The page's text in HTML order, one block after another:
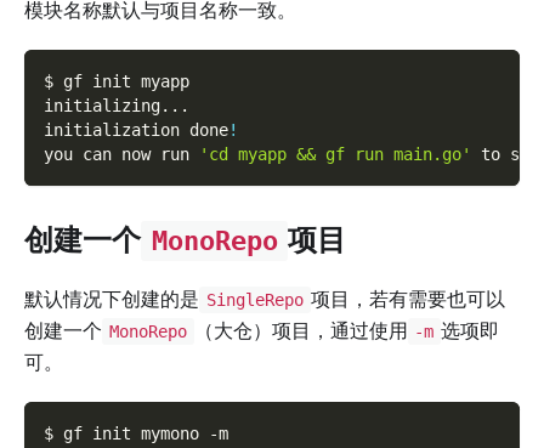
模块名称默认与项目名称一致。
$ gf init myapp
initializing.. .
initialization done!
you can now run
'cd myapp && gf run main.go' to
创建一个 MonoRepo 项目
默认情况下创建的是 SingleRepo 项目，若有需要也可以
创建一个 MonoRepo （大仓）项目，通过使用 -m 选项即
可。
$ gf init mymono
-m